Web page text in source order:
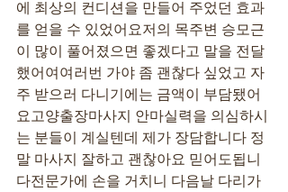
에 최상의 컨디션을 만들어 주었던 효과
를 얻을 수 있었어요저의 목주변 승모근
이 많이 풀어졌으면 좋겠다고 말을 전달
했어여여러번 가야 좀 괜찮다 싶었고 자
주 받으러 다니기에는 금액이 부담됐어
요고양출장마사지 안마실력을 의심하시
는 분들이 계실텐데 제가 장담합니다 정
말 마사지 잘하고 괜찮아요 믿어도됩니
다전문가에 손을 거치니 다음날 다리가